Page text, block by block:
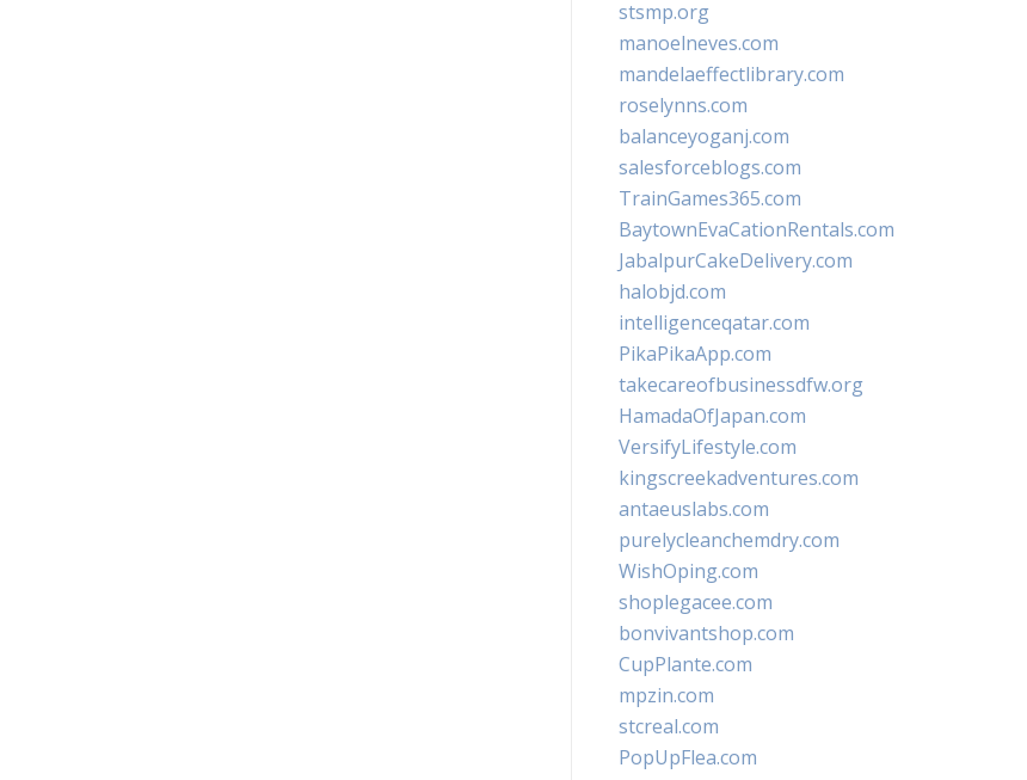
stsmp.org
manoelneves.com
mandelaeffectlibrary.com
roselynns.com
balanceyoganj.com
salesforceblogs.com
TrainGames365.com
BaytownEvaCationRentals.com
JabalpurCakeDelivery.com
halobjd.com
intelligenceqatar.com
PikaPikaApp.com
takecareofbusinessdfw.org
HamadaOfJapan.com
VersifyLifestyle.com
kingscreekadventures.com
antaeuslabs.com
purelycleanchemdry.com
WishOping.com
shoplegacee.com
bonvivantshop.com
CupPlante.com
mpzin.com
stcreal.com
PopUpFlea.com